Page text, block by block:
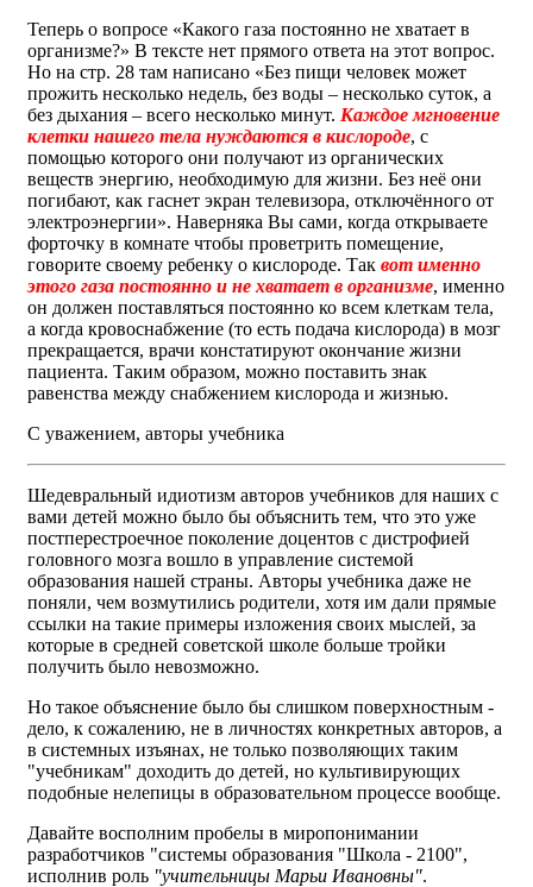
Теперь о вопросе «Какого газа постоянно не хватает в
организме?» В тексте нет прямого ответа на этот вопрос.
Но на стр. 28 там написано «Без пищи человек может
прожить несколько недель, без воды – несколько суток, а
без дыхания – всего несколько минут. Каждое мгновение
клетки нашего тела нуждаются в кислороде, с
помощью которого они получают из органических
веществ энергию, необходимую для жизни. Без неё они
погибают, как гаснет экран телевизора, отключённого от
электроэнергии». Наверняка Вы сами, когда открываете
форточку в комнате чтобы проветрить помещение,
говорите своему ребенку о кислороде. Так вот именно
этого газа постоянно и не хватает в организме, именно
он должен поставляться постоянно ко всем клеткам тела,
а когда кровоснабжение (то есть подача кислорода) в мозг
прекращается, врачи констатируют окончание жизни
пациента. Таким образом, можно поставить знак
равенства между снабжением кислорода и жизнью.
С уважением, авторы учебника
Шедевральный идиотизм авторов учебников для наших с
вами детей можно было бы объяснить тем, что это уже
постперестроечное поколение доцентов с дистрофией
головного мозга вошло в управление системой
образования нашей страны. Авторы учебника даже не
поняли, чем возмутились родители, хотя им дали прямые
ссылки на такие примеры изложения своих мыслей, за
которые в средней советской школе больше тройки
получить было невозможно.
Но такое объяснение было бы слишком поверхностным -
дело, к сожалению, не в личностях конкретных авторов, а
в системных изъянах, не только позволяющих таким
"учебникам" доходить до детей, но культивирующих
подобные нелепицы в образовательном процессе вообще.
Давайте восполним пробелы в миропонимании
разработчиков "системы образования "Школа - 2100",
исполнив роль "учительницы Марьи Ивановны".